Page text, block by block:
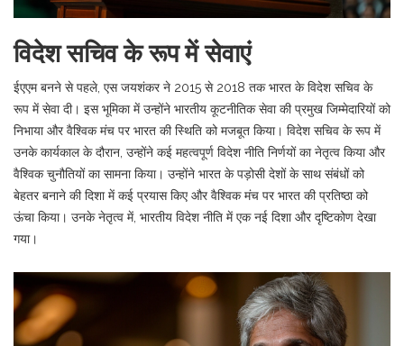
विदेश सचिव के रूप में सेवाएं
ईएएम बनने से पहले, एस जयशंकर ने 2015 से 2018 तक भारत के विदेश सचिव के
रूप में सेवा दी। इस भूमिका में उन्होंने भारतीय कूटनीतिक सेवा की प्रमुख जिम्मेदारियों को
निभाया और वैश्विक मंच पर भारत की स्थिति को मजबूत किया। विदेश सचिव के रूप में
उनके कार्यकाल के दौरान, उन्होंने कई महत्वपूर्ण विदेश नीति निर्णयों का नेतृत्व किया और
वैश्विक चुनौतियों का सामना किया। उन्होंने भारत के पड़ोसी देशों के साथ संबंधों को
बेहतर बनाने की दिशा में कई प्रयास किए और वैश्विक मंच पर भारत की प्रतिष्ठा को
ऊंचा किया। उनके नेतृत्व में, भारतीय विदेश नीति में एक नई दिशा और दृष्टिकोण देखा
गया।